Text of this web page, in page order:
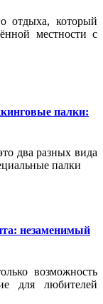
отдыха, который
местности с
палки:
два разных вида
палки
незаменимый
возможность
для любителей